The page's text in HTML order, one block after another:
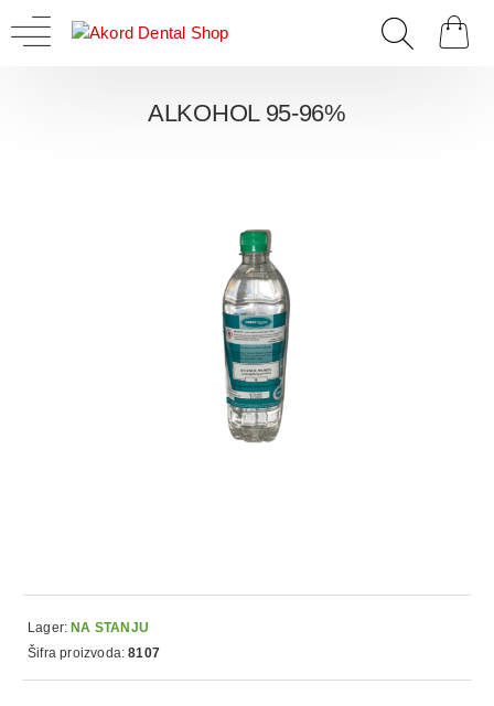
ALKOHOL 95-96%
Lager: NA STANJU
Šifra proizvoda: 8107